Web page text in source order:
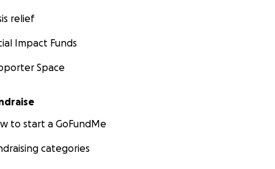
relief
Impact Funds
Space
to start a GoFundMe
categories